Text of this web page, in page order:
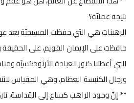
نتيجة عمليّة؟
الرهبنات هي التي حفظت المسيحيّة بعد
حافظت على الإيمان القويم، على
التي أعطتنا كنوز العبادة الأرثوذكسيّة
ورجال الكنيسة العظام، وهي المقياس
** إنّ وجود الراهب كساع إلى القداسة،